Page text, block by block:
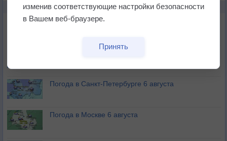
НОВОЕ О ПОГОДЕ
Погода в Екатеринбурге 6 августа
Погода в Краснодаре 6 августа
Погода в Санкт-Петербурге 6 августа
Погода в Москве 6 августа
изменив соответствующие настройки безопасности
в Вашем веб-браузере.
Принять